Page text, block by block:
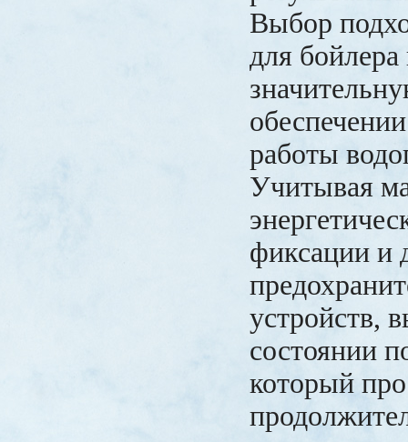
Выбор
для бойлера
работы
Учитывая
фиксации и
устройств,
состоянии
который